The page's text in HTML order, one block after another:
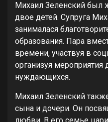
Михаил Зеленский был
двое детей. Супруга
занималася
образования. Пара
времени, участвуя в
организуя
нуждающихся.
Михаил Зеленский
сына и дочери. Он